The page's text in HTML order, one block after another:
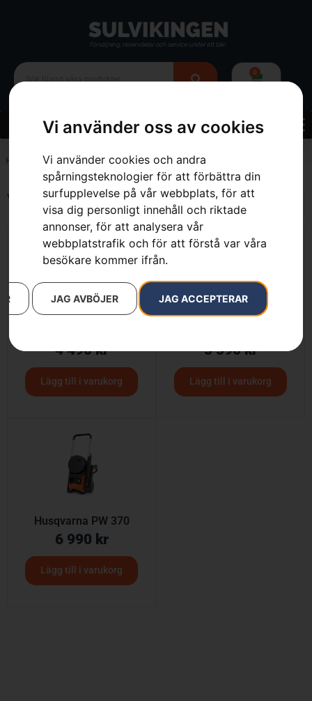
Vi använder oss av cookies
Vi använder cookies och andra
spårningsteknologier för att förbättra din
surfupplevelse på vår webbplats, för att
visa dig personligt innehåll och riktade
annonser, för att analysera vår
webbplatstrafik och för att förstå var våra
besökare kommer ifrån.
JAG ACCEPTERAR
JAG AVBÖJER
0
Hem 0,416666667
Visar alla 3 resultat
4 490kr
Lägg till i varukorg
5 590kr
Lägg till i varukorg
Husqvarna PW 370
6 990 kr
Lägg till i varukorg